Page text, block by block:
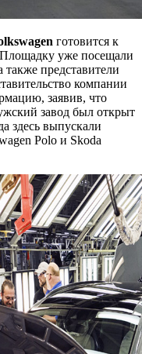
готовится к
Площадку уже посещали
также представители
компании
заявив, что
завод был открыт
здесь выпускали
Polo и Skoda